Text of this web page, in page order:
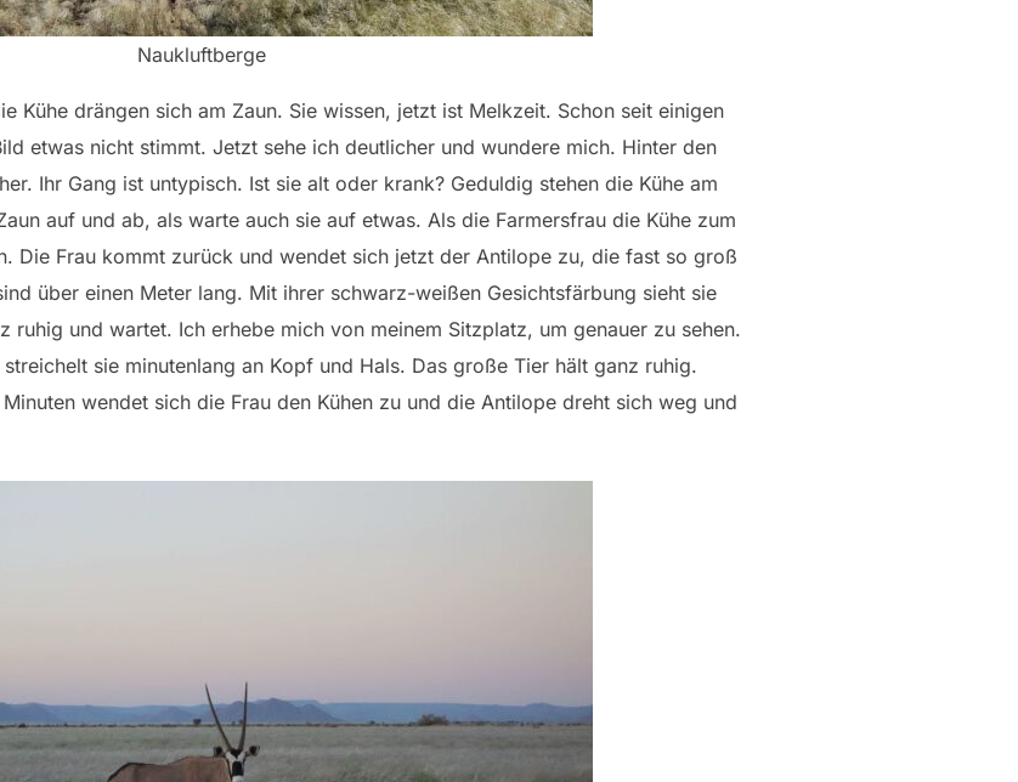
Naukluftberge
Kühe drängen sich am Zaun. Sie wissen, jetzt ist Melkzeit. Schon seit einigen
etwas nicht stimmt. Jetzt sehe ich deutlicher und wundere mich. Hinter den
Ihr Gang ist untypisch. Ist sie alt oder krank? Geduldig stehen die Kühe am
auf und ab, als warte auch sie auf etwas. Als die Farmersfrau die Kühe zum
Die Frau kommt zurück und wendet sich jetzt der Antilope zu, die fast so groß
über einen Meter lang. Mit ihrer schwarz-weißen Gesichtsfärbung sieht sie
ruhig und wartet. Ich erhebe mich von meinem Sitzplatz, um genauer zu sehen.
sie minutenlang an Kopf und Hals. Das große Tier hält ganz ruhig.
wendet sich die Frau den Kühen zu und die Antilope dreht sich weg und